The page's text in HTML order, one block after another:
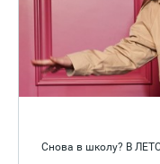
Снова в школу? В